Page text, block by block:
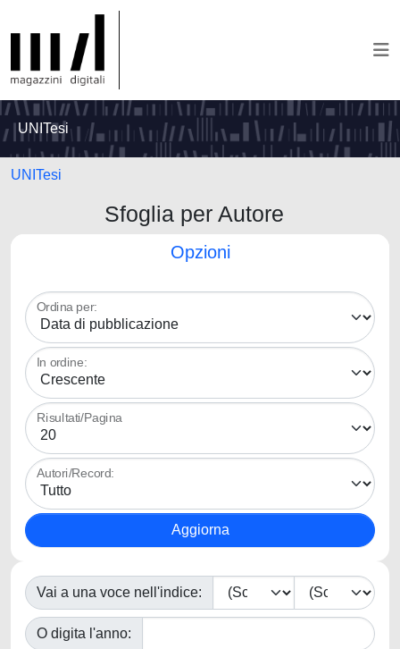
UNITesi
UNITesi
Sfoglia per Autore
Opzioni
Ordina per:
In ordine:
Risultati/Pagina
Autori/Record:
Vai a una voce nell'indice:
O digita l'anno: